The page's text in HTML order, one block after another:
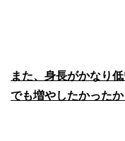
また、身長がかなり
でも増やしたかったか